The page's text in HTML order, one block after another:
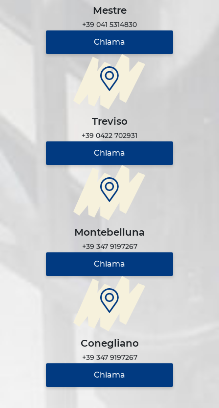
Mestre
+39 041 5314830
Chiama
Treviso
+39 0422 702931
Chiama
Montebelluna
+39 347 9197267
Chiama
Conegliano
+39 347 9197267
Chiama